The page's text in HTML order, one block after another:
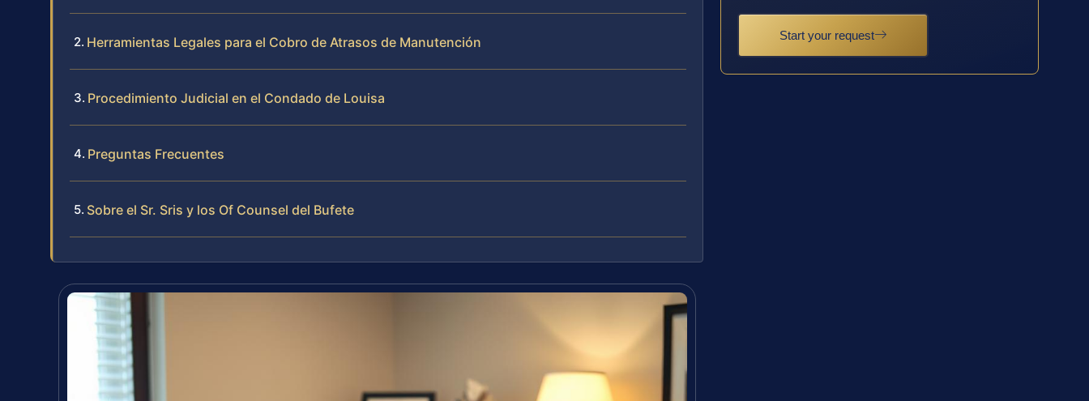
Herramientas Legales para el Cobro de Atrasos de Manutención
Procedimiento Judicial en el Condado de Louisa
Preguntas Frecuentes
Sobre el Sr. Sris y los Of Counsel del Bufete
Start your request